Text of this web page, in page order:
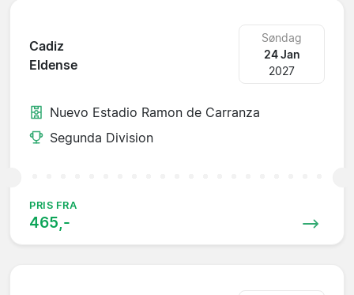
Cadiz
Eldense
Søndag
24 Jan
2027
Nuevo Estadio Ramon de Carranza
Segunda Division
PRIS FRA
465,-